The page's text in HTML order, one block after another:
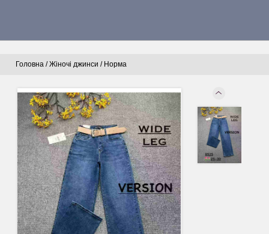
Головна / Жіночі джинси / Норма